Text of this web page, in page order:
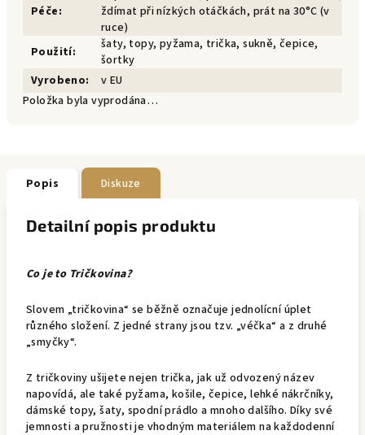
Péče:
ždímat při nízkých otáčkách, prát na 30°C (v
ruce)
Použití:
šaty, topy, pyžama, trička, sukně, čepice,
šortky
Vyrobeno:
v EU
Položka byla vyprodána…
Popis Diskuze
Detailní popis produktu
Co je to Tričkovina?
Slovem „tričkovina“ se běžně označuje jednolícní úplet
různého složení. Z jedné strany jsou tzv. „véčka“ a z druhé
„smyčky“.
Z tričkoviny ušijete nejen trička, jak už odvozený název
napovídá, ale také pyžama, košile, čepice, lehké nákrčníky,
dámské topy, šaty, spodní prádlo a mnoho dalšího. Díky své
jemnosti a pružnosti je vhodným materiálem na každodenní